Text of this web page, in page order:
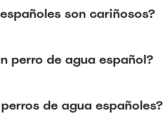
son cariñosos?
perro de agua español?
de agua españoles?